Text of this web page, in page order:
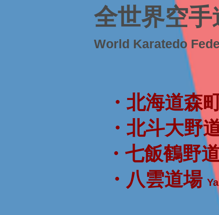
全世界空
World Karatedo
・北海道森
・北斗大野
・七飯鶴野
・八雲道場